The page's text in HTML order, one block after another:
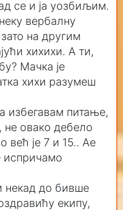
се и ја уозбиљим.
вербалну
на другим
хихихи. А ти,
Мачка је
хихи разумеш
избегавам питање,
овако дебело
већ је 7 и 15.. Ае
испричамо
некад до бивше
екипу,